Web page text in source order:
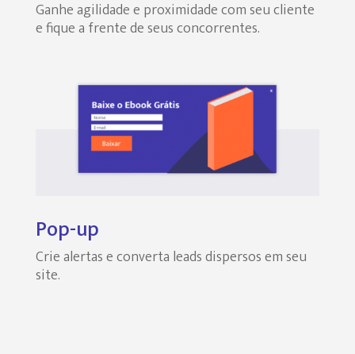
Ganhe agilidade e proximidade com seu cliente
e fique a frente de seus concorrentes.
Pop-up
Crie alertas e converta leads dispersos em seu
site.